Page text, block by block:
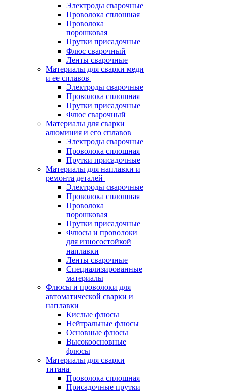
Электроды сварочные
Проволока сплошная
Проволока
порошковая
Прутки присадочные
Флюс сварочный
Ленты сварочные
Материалы для сварки меди
и ее сплавов
Электроды сварочные
Проволока сплошная
Прутки присадочные
Флюс сварочный
Материалы для сварки
алюминия и его сплавов
Электроды сварочные
Проволока сплошная
Прутки присадочные
Материалы для наплавки и
ремонта деталей
Электроды сварочные
Проволока сплошная
Проволока
порошковая
Прутки присадочные
Флюсы и проволоки
для износостойкой
наплавки
Ленты сварочные
Специализированные
материалы
Флюсы и проволоки для
автоматической сварки и
наплавки
Кислые флюсы
Нейтральные флюсы
Основные флюсы
Высокоосновные
флюсы
Материалы для сварки
титана
Проволока сплошная
Присадочные прутки